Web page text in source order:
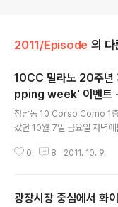
2011/Episode 의 다
10CC 밀라노 20주
pping week' 이벤트 -
마켓!
청담동 10 Corso Como 1층
갔던 10월 7일 금요일 저녁에
샵이 있는 관계로, 그다지 놀
서적들을 모아놓은 4D 매거진
0 8 2011. 10. 9.
광장시장 중심에서 화